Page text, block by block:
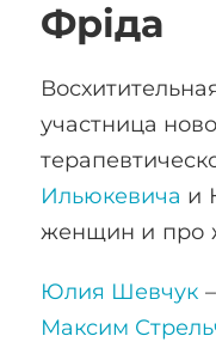
Фрiда
участница
Ильюкевича и
женщин и про
Юлия Шевчук
Максим